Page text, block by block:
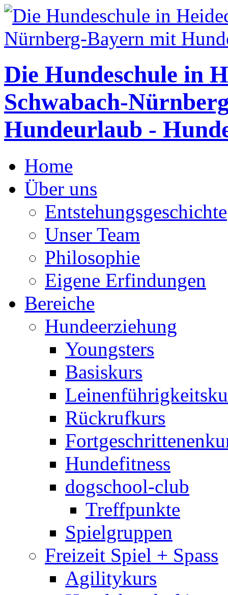
Die Hundeschule in
Schwabach-
Hundeurlaub -
Home
Über uns
Entstehungsgeschichte
Unser Team
Philosophie
Eigene Erfindungen
Bereiche
Hundeerziehung
Youngsters
Basiskurs
Rückrufkurs
Hundefitness
dogschool-club
Treffpunkte
Spielgruppen
Freizeit Spiel + Spass
Agilitykurs